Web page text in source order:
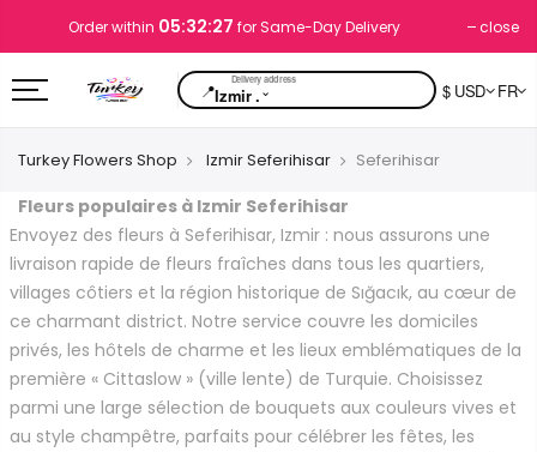
Order within 05:32:26 for Same-Day Delivery close
📍Izmir .⌄ $ USD FR
Turkey Flowers Shop Izmir Seferihisar Seferihisar
Fleurs populaires à Izmir Seferihisar
Envoyez des fleurs à Seferihisar, Izmir : nous assurons une
livraison rapide de fleurs fraîches dans tous les quartiers,
villages côtiers et la région historique de Sığacık, au cœur de
ce charmant district. Notre service couvre les domiciles
privés, les hôtels de charme et les lieux emblématiques de la
première « Cittaslow » (ville lente) de Turquie. Choisissez
parmi une large sélection de bouquets aux couleurs vives et
au style champêtre, parfaits pour célébrer les fêtes, les